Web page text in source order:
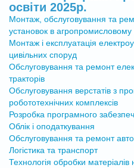
освіти 2025р.
Монтаж, обслуговування та
установок в агропромисловому
Монтаж і експлуатація
цивільних споруд
Обслуговування та ремонт
тракторів
Обслуговування верстатів з
робототехнічних комплексів
Розробка програмного
Облік і оподаткування
Обслуговування та ремонт
Логістика та транспорт
Технологія обробки